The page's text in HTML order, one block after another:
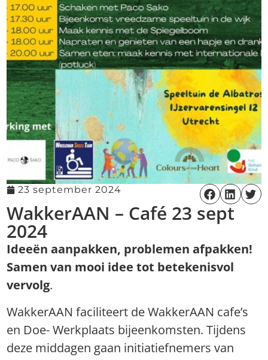
23 september 2024
WakkerAAN – Café 23 sept
2024
Ideeën aanpakken, problemen afpakken!
Samen van mooi idee tot betekenisvol
vervolg.
WakkerAAN faciliteert de WakkerAAN cafe’s
en Doe- Werkplaats bijeenkomsten. Tijdens
deze middagen gaan initiatiefnemers van